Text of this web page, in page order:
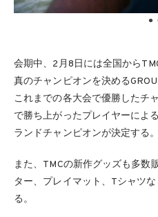
会期中、2月8日には全国から
真のチャンピオンを決める
これまでの各大会で優勝したチ
で勝ち上がったプレイヤーによ
ランドチャンピオンが決定する。
また、TMCの新作グッズも多数
ター、プレイマット、Tシャツ
る。